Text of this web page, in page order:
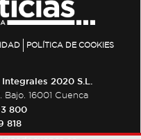
POLÍTICA DE COOKIES
2020 S.L.
Bajo. 16001 Cuenca
800
818